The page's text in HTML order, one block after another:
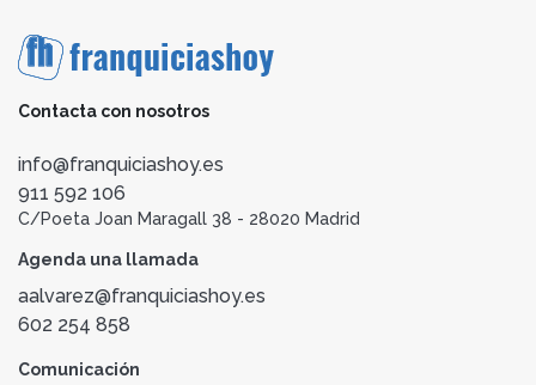
Contacta con nosotros
info@franquiciashoy.es
911 592 106
C/Poeta Joan Maragall 38 - 28020 Madrid
Agenda una llamada
aalvarez@franquiciashoy.es
602 254 858
Comunicación